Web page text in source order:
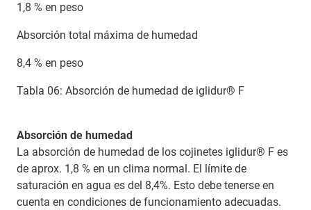
1,8 % en peso
Absorción total máxima de humedad
8,4 % en peso
Tabla 06: Absorción de humedad de iglidur® F
Absorción de humedad
La absorción de humedad de los cojinetes iglidur® F es
de aprox. 1,8 % en un clima normal. El límite de
saturación en agua es del 8,4%. Esto debe tenerse en
cuenta en condiciones de funcionamiento adecuadas.